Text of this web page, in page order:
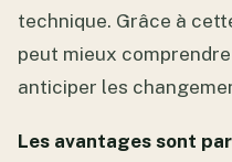
technique. Grâce à
peut mieux
anticiper les
Les avantages sont